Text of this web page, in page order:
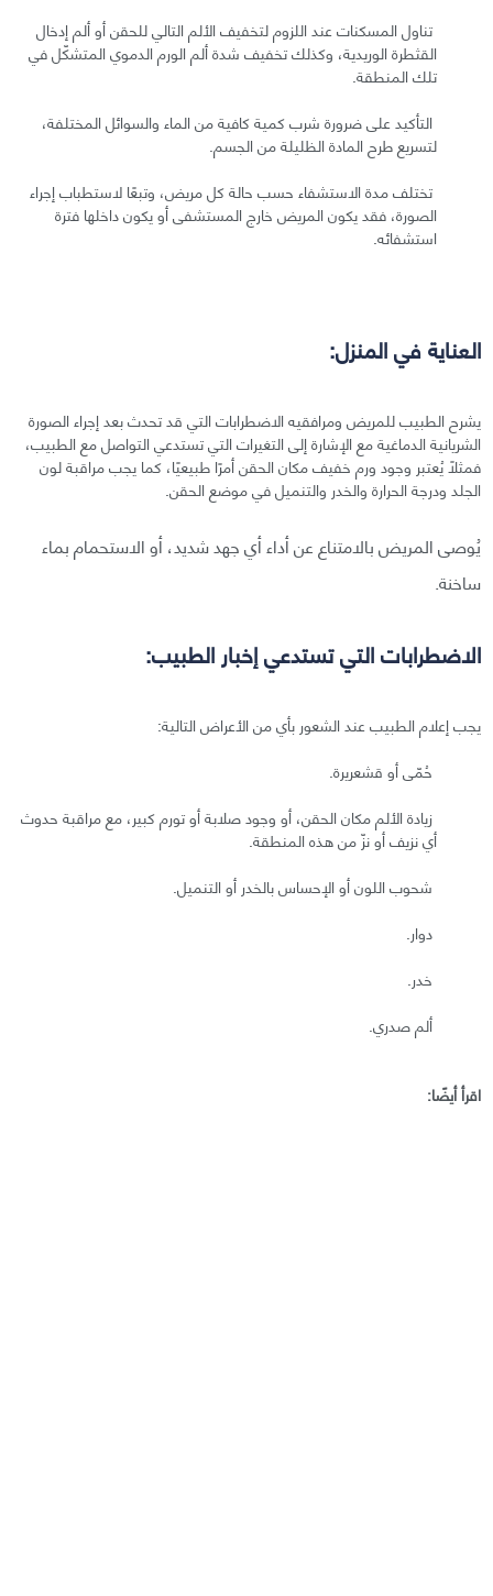
تناول المسكنات عند اللزوم لتخفيف الألم التالي للحقن أو ألم إدخال
القثطرة الوريدية، وكذلك تخفيف شدة ألم الورم الدموي المتشكّل في
تلك المنطقة.
التأكيد على ضرورة شرب كمية كافية من الماء والسوائل المختلفة،
لتسريع طرح المادة الظليلة من الجسم.
تختلف مدة الاستشفاء حسب حالة كل مريض، وتبعًا لاستطباب إجراء
الصورة، فقد يكون المريض خارج المستشفى أو يكون داخلها فترة
استشفائه.
العناية في المنزل:
يشرح الطبيب للمريض ومرافقيه الاضطرابات التي قد تحدث بعد إجراء الصورة
الشريانية الدماغية مع الإشارة إلى التغيرات التي تستدعي التواصل مع الطبيب،
فمثلًا يُعتبر وجود ورم خفيف مكان الحقن أمرًا طبيعيًا، كما يجب مراقبة لون
الجلد ودرجة الحرارة والخدر والتنميل في موضع الحقن.
يُوصى المريض بالامتناع عن أداء أي جهد شديد، أو الاستحمام بماء
ساخنة.
الاضطرابات التي تستدعي إخبار الطبيب:
يجب إعلام الطبيب عند الشعور بأي من الأعراض التالية:
حُمّى أو قشعريرة.
زيادة الألم مكان الحقن، أو وجود صلابة أو تورم كبير، مع مراقبة حدوث
أي نزيف أو نزّ من هذه المنطقة.
شحوب اللون أو الإحساس بالخدر أو التنميل.
دوار.
خدر.
ألم صدري.
اقرأ أيضًا: